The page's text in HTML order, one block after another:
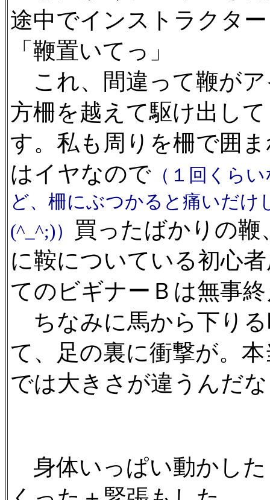
途中でインストラクタ
「鞭置いてっ」
これ、間違って鞭が
方柵を越えて駆け出し
す。私も周りを柵で囲
はイヤなので （１回くら
ど、柵にぶつかると痛いだ
(^_^;)）
買ったばかりの
に鞍についている初心
てのビギナーＢは無事
ちなみに馬から下り
て、足の裏に衝撃が。
では大きさが違うんだ
身体いっぱい動かし